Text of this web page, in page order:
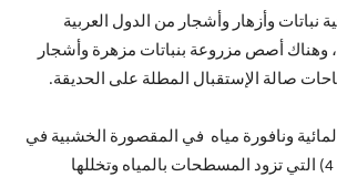
نباتات وأزهار وأشجار من الدول العربية
وهناك أصص مزروعة بنباتات مزهرة وأشجار
ونافورة مياه في المقصورة الخشبية في
وسط الحديقة (شكل 4) التي تزود المسطحات بالمياه وتخللها